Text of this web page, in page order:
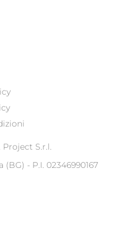
Project S.r.l.
(BG) - P.I. 02346990167